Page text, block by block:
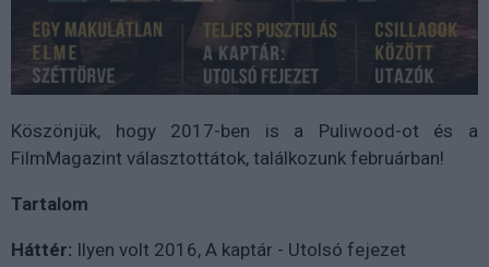
Köszönjük, hogy 2017-ben is a Puliwood-ot és a
FilmMagazint választottátok, találkozunk februárban!
Tartalom
Háttér: Ilyen volt 2016, A kaptár - Utolsó fejezet